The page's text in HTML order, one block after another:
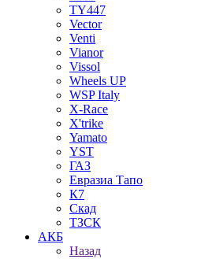
TY447
Vector
Venti
Vianor
Vissol
Wheels UP
WSP Italy
X-Race
X'trike
Yamato
YST
ГАЗ
Евразиа Тапо
К7
Скад
ТЗСК
АКБ
Назад